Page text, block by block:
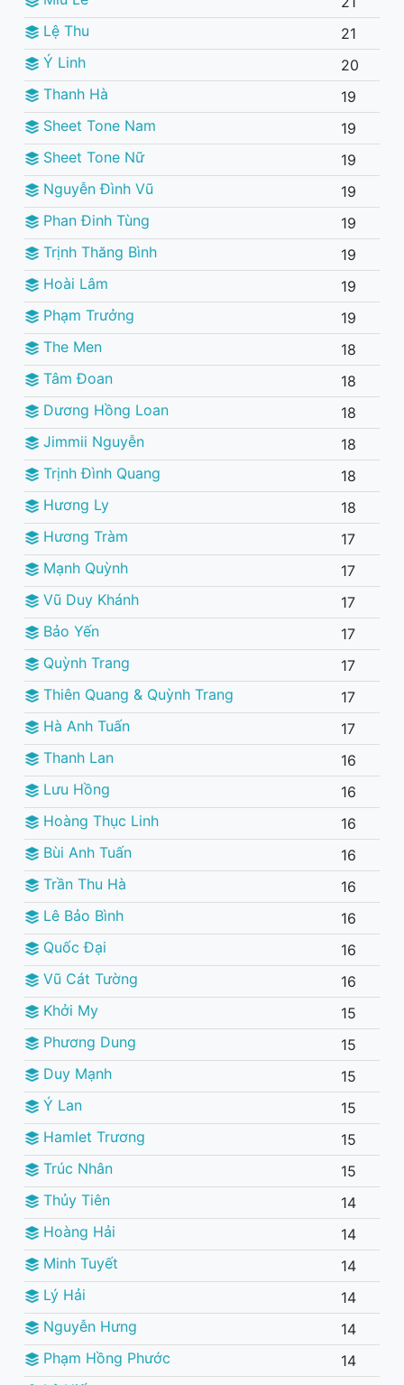
Lệ Thu
21
Ý Linh
20
Thanh Hà
19
Sheet Tone Nam
19
Sheet Tone Nữ
19
Nguyễn Đình Vũ
19
Phan Đinh Tùng
19
Trịnh Thăng Bình
19
Hoài Lâm
19
Phạm Trưởng
19
The Men
18
Tâm Đoan
18
Dương Hồng Loan
18
Jimmii Nguyễn
18
Trịnh Đình Quang
18
Hương Ly
18
Hương Tràm
17
Mạnh Quỳnh
17
Vũ Duy Khánh
17
Bảo Yến
17
Quỳnh Trang
17
Thiên Quang & Quỳnh Trang
17
Hà Anh Tuấn
17
Thanh Lan
16
Lưu Hồng
16
Hoàng Thục Linh
16
Bùi Anh Tuấn
16
Trần Thu Hà
16
Lê Bảo Bình
16
Quốc Đại
16
Vũ Cát Tường
16
Khởi My
15
Phương Dung
15
Duy Mạnh
15
Ý Lan
15
Hamlet Trương
15
Trúc Nhân
15
Thủy Tiên
14
Hoàng Hải
14
Minh Tuyết
14
Lý Hải
14
Nguyễn Hưng
14
Phạm Hồng Phước
14